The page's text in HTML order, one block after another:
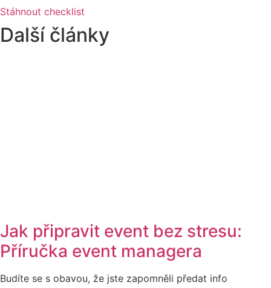
Stáhnout checklist
Další články
Jak připravit event bez stresu:
Příručka event managera
Budíte se s obavou, že jste zapomněli předat info